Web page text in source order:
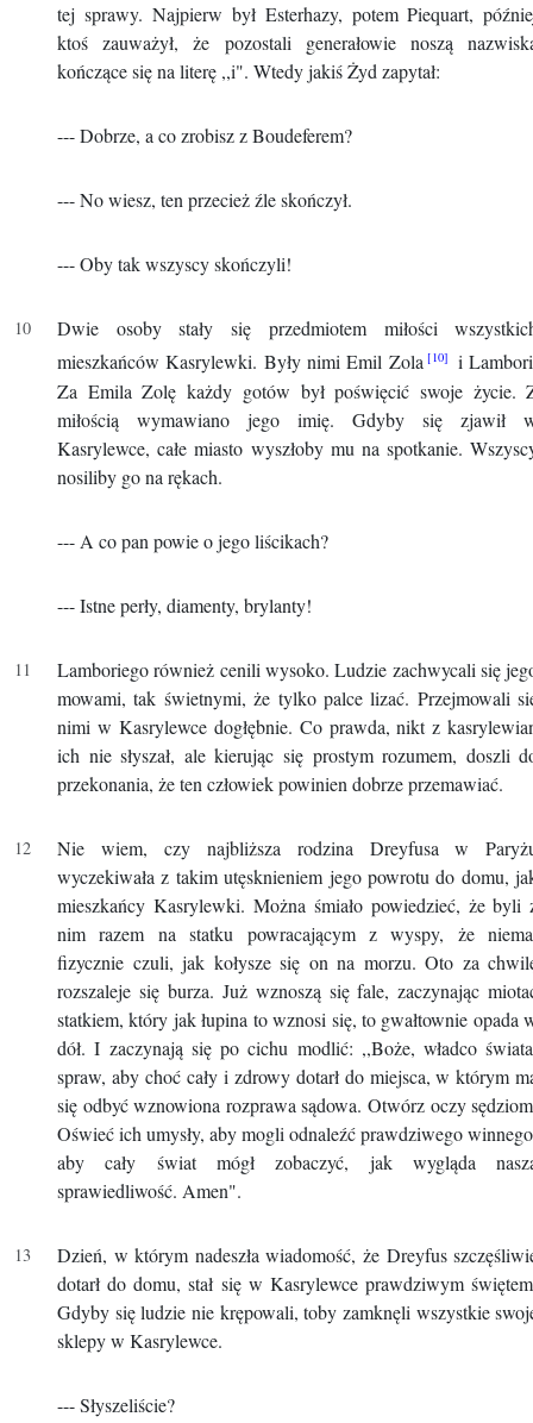
tej sprawy. Najpierw był Esterhazy, potem Piequart,
ktoś zauważył, że pozostali generałowie noszą
kończące się na literę ,,i". Wtedy jakiś Żyd zapytał:
--- Dobrze, a co zrobisz z Boudeferem?
--- No wiesz, ten przecież źle skończył.
--- Oby tak wszyscy skończyli!
Dwie osoby stały się przedmiotem miłości
mieszkańców Kasrylewki. Były nimi Emil Zola
i
Za Emila Zolę każdy gotów był poświęcić swoje życie.
miłością wymawiano jego imię. Gdyby się zjawił
Kasrylewce, całe miasto wyszłoby mu na spotkanie.
nosiliby go na rękach.
--- A co pan powie o jego liścikach?
--- Istne perły, diamenty, brylanty!
Lamboriego również cenili wysoko. Ludzie zachwycali się
mowami, tak świetnymi, że tylko palce lizać. Przejmowali
nimi w Kasrylewce dogłębnie. Co prawda, nikt z
ich nie słyszał, ale kierując się prostym rozumem, doszli
przekonania, że ten człowiek powinien dobrze przemawiać.
Nie wiem, czy najbliższa rodzina Dreyfusa w
wyczekiwała z takim utęsknieniem jego powrotu do domu,
mieszkańcy Kasrylewki. Można śmiało powiedzieć, że byli
nim razem na statku powracającym z wyspy, że
fizycznie czuli, jak kołysze się on na morzu. Oto za
rozszaleje się burza. Już wznoszą się fale, zaczynając
statkiem, który jak łupina to wznosi się, to gwałtownie opada
dół. I zaczynają się po cichu modlić: ,,Boże, władco
spraw, aby choć cały i zdrowy dotarł do miejsca, w którym
się odbyć wznowiona rozprawa sądowa. Otwórz oczy
Oświeć ich umysły, aby mogli odnaleźć prawdziwego
aby cały świat mógł zobaczyć, jak wygląda
sprawiedliwość. Amen".
Dzień, w którym nadeszła wiadomość, że Dreyfus
dotarł do domu, stał się w Kasrylewce prawdziwym
Gdyby się ludzie nie krępowali, toby zamknęli wszystkie
sklepy w Kasrylewce.
--- Słyszeliście?